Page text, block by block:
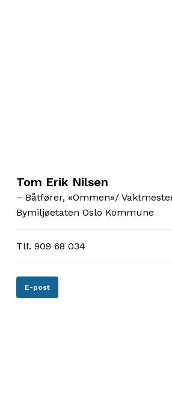
Tom Erik Nilsen
– Båtfører, «Ommen»/
Bymiljøetaten Oslo Kommune
Tlf. 909 68 034
E-post